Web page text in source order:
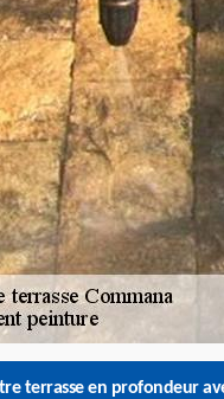
terrasse en profondeur